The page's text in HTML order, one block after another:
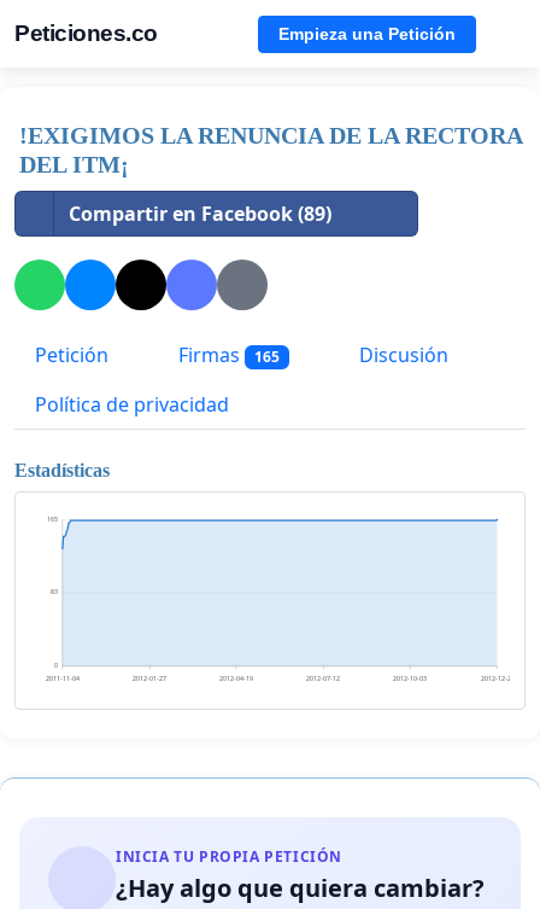
Peticiones.co Empieza una Petición
!EXIGIMOS LA RENUNCIA DE LA RECTORA
DEL ITM¡
Compartir en Facebook (89)
Petición Firmas 165
Discusión
Política de privacidad
Estadísticas
0
83
165
2011-11-04 2012-01-27 2012-04-19 2012-07-12 2012-10-03 2012-12-26
INICIA TU PROPIA PETICIÓN
¿Hay algo que quiera cambiar?